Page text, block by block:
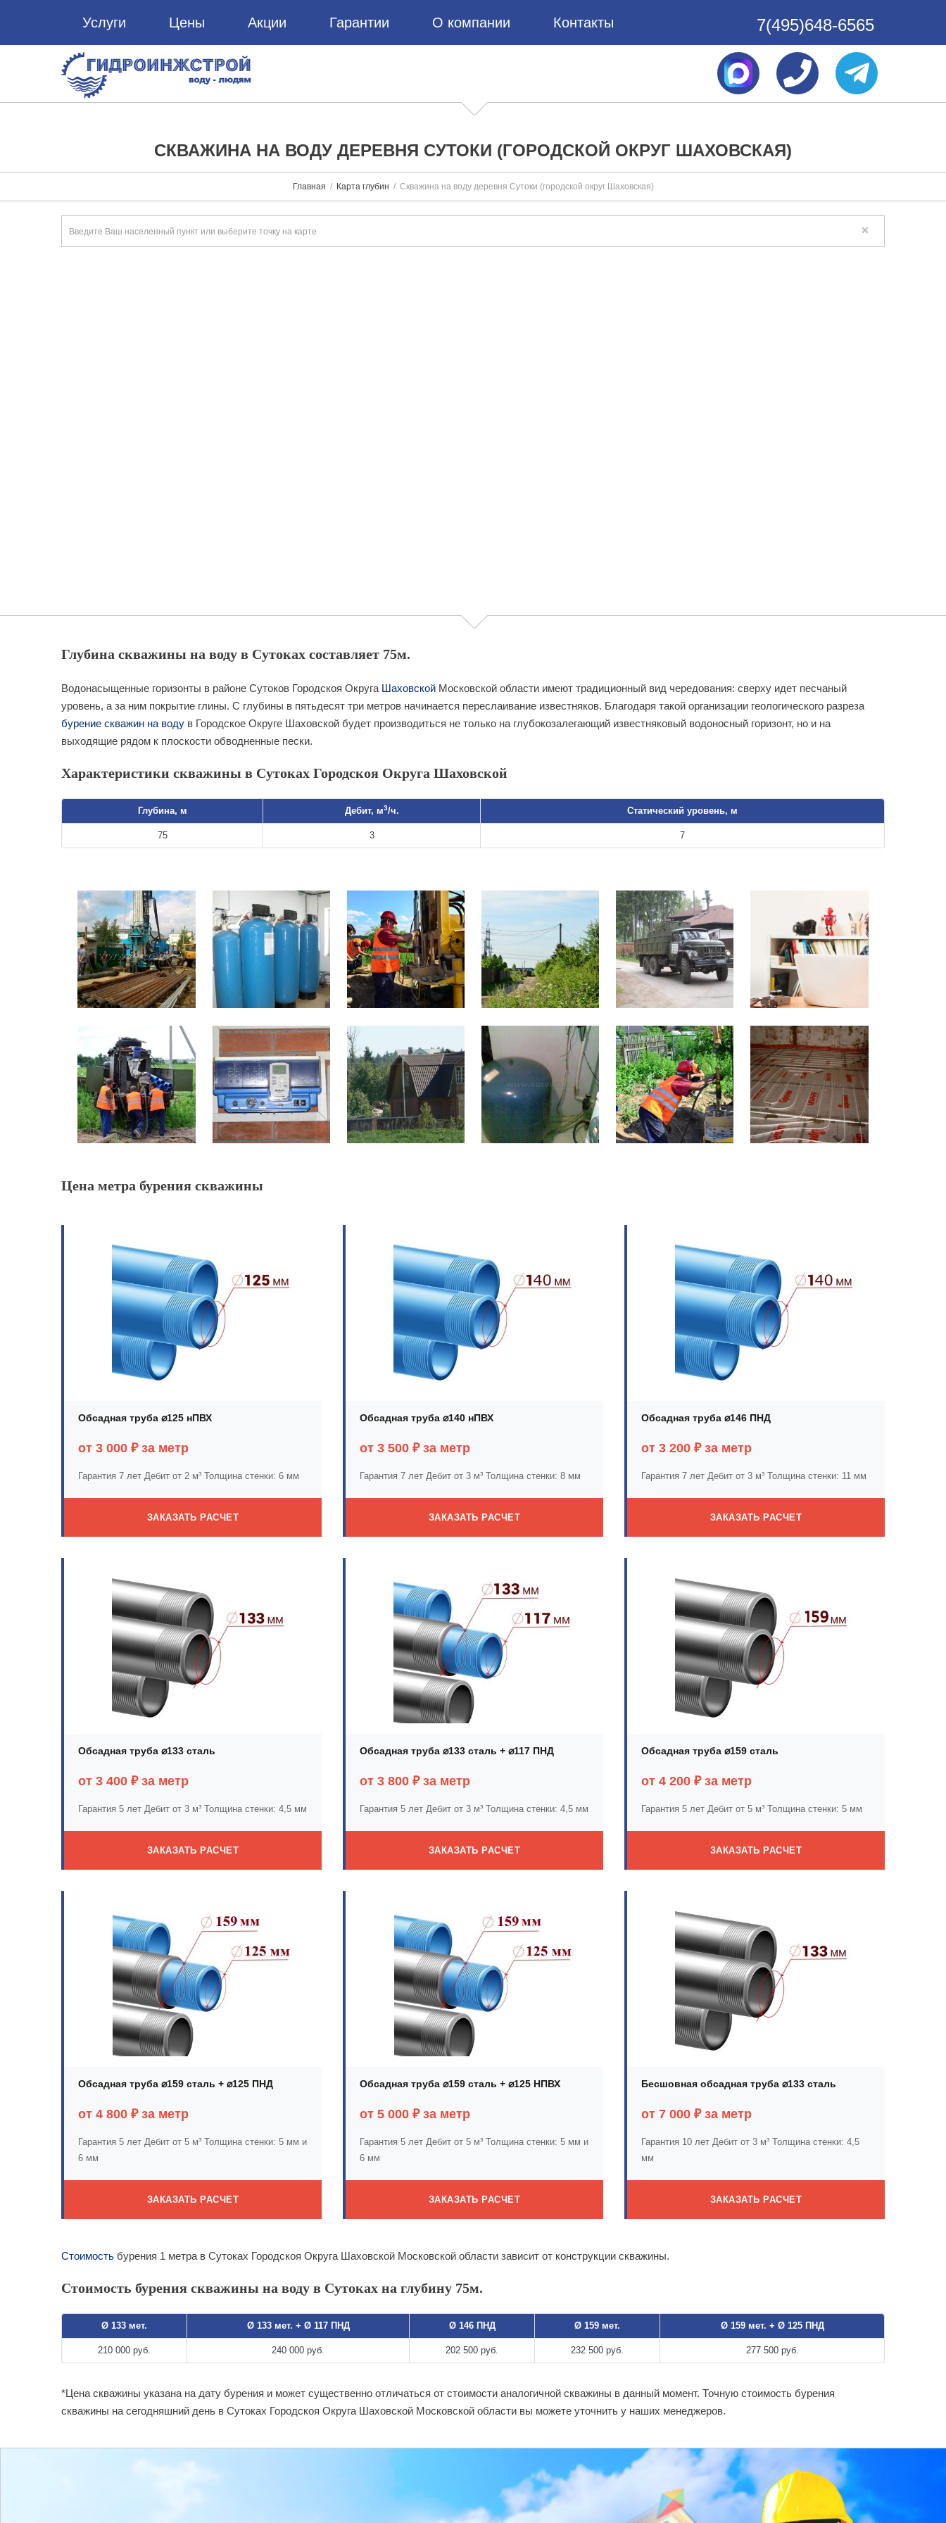
Услуги Цены Акции Гарантии О компании Контакты 7(495)648-6565
СКВАЖИНА НА ВОДУ ДЕРЕВНЯ СУТОКИ (ГОРОДСКОЙ ОКРУГ ШАХОВСКАЯ)
Главная Карта глубин Скважина на воду деревня Сутоки (городской округ Шаховская)
Глубина скважины на воду в Сутоках составляет 75м.
Водонасыщенные горизонты в районе Сутоков Городскоя Округа Шаховской Московской области имеют традиционный вид чередования: сверху идет песчаный
уровень, а за ним покрытие глины. С глубины в пятьдесят три метров начинается переслаивание известняков. Благодаря такой организации геологического разреза
бурение скважин на воду в Городское Округе Шаховской будет производиться не только на глубокозалегающий известняковый водоносный горизонт, но и на
выходящие рядом к плоскости обводненные пески.
Характеристики скважины в Сутоках Городскоя Округа Шаховской
Глубина, м Дебит, м3/ч. Статический уровень, м
75 3 7
Цена метра бурения скважины
Обсадная труба ⌀125 нПВХ
от 3 000 ₽ за метр
Гарантия 7 лет Дебит от 2 м³ Толщина стенки: 6 мм
ЗАКАЗАТЬ РАСЧЕТ
Обсадная труба ⌀140 нПВХ
от 3 500 ₽ за метр
Гарантия 7 лет Дебит от 3 м³ Толщина стенки: 8 мм
ЗАКАЗАТЬ РАСЧЕТ
Обсадная труба ⌀146 ПНД
от 3 200 ₽ за метр
Гарантия 7 лет Дебит от 3 м³ Толщина стенки: 11 мм
ЗАКАЗАТЬ РАСЧЕТ
Обсадная труба ⌀133 сталь
от 3 400 ₽ за метр
Гарантия 5 лет Дебит от 3 м³ Толщина стенки: 4,5 мм
ЗАКАЗАТЬ РАСЧЕТ
Обсадная труба ⌀133 сталь + ⌀117 ПНД
от 3 800 ₽ за метр
Гарантия 5 лет Дебит от 3 м³ Толщина стенки: 4,5 мм
ЗАКАЗАТЬ РАСЧЕТ
Обсадная труба ⌀159 сталь
от 4 200 ₽ за метр
Гарантия 5 лет Дебит от 5 м³ Толщина стенки: 5 мм
ЗАКАЗАТЬ РАСЧЕТ
Обсадная труба ⌀159 сталь + ⌀125 ПНД
от 4 800 ₽ за метр
Гарантия 5 лет Дебит от 5 м³ Толщина стенки: 5 мм и
6 мм
ЗАКАЗАТЬ РАСЧЕТ
Обсадная труба ⌀159 сталь + ⌀125 НПВХ
от 5 000 ₽ за метр
Гарантия 5 лет Дебит от 5 м³ Толщина стенки: 5 мм и
6 мм
ЗАКАЗАТЬ РАСЧЕТ
Бесшовная обсадная труба ⌀133 сталь
от 7 000 ₽ за метр
Гарантия 10 лет Дебит от 3 м³ Толщина стенки: 4,5
мм
ЗАКАЗАТЬ РАСЧЕТ
Стоимость бурения 1 метра в Сутоках Городскоя Округа Шаховской Московской области зависит от конструкции скважины.
Стоимость бурения скважины на воду в Сутоках на глубину 75м.
Ø 133 мет. Ø 133 мет. + Ø 117 ПНД Ø 146 ПНД Ø 159 мет. Ø 159 мет. + Ø 125 ПНД
210 000 руб. 240 000 руб. 202 500 руб. 232 500 руб. 277 500 руб.
*Цена скважины указана на дату бурения и может существенно отличаться от стоимости аналогичной скважины в данный момент. Точную стоимость бурения
скважины на сегодняшний день в Сутоках Городскоя Округа Шаховской Московской области вы можете уточнить у наших менеджеров.